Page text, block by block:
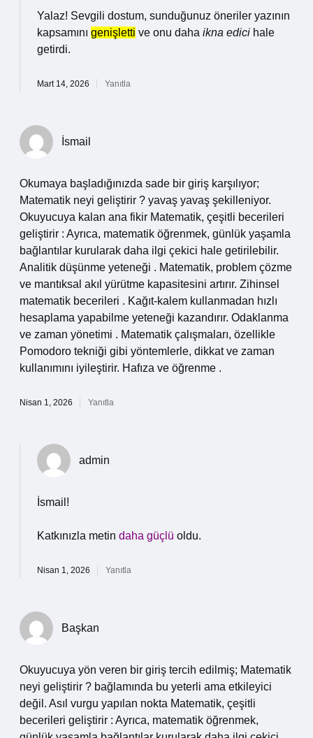
Yalaz! Sevgili dostum, sunduğunuz öneriler yazının
kapsamını genişletti ve onu daha ikna edici hale
getirdi.
Mart 14, 2026 Yanıtla
İsmail
Okumaya başladığınızda sade bir giriş karşılıyor;
Matematik neyi geliştirir ? yavaş yavaş şekilleniyor.
Okuyucuya kalan ana fikir Matematik, çeşitli becerileri
geliştirir : Ayrıca, matematik öğrenmek, günlük yaşamla
bağlantılar kurularak daha ilgi çekici hale getirilebilir.
Analitik düşünme yeteneği . Matematik, problem çözme
ve mantıksal akıl yürütme kapasitesini artırır. Zihinsel
matematik becerileri . Kağıt-kalem kullanmadan hızlı
hesaplama yapabilme yeteneği kazandırır. Odaklanma
ve zaman yönetimi . Matematik çalışmaları, özellikle
Pomodoro tekniği gibi yöntemlerle, dikkat ve zaman
kullanımını iyileştirir. Hafıza ve öğrenme .
Nisan 1, 2026 Yanıtla
admin
İsmail!
Katkınızla metin daha güçlü oldu.
Nisan 1, 2026 Yanıtla
Başkan
Okuyucuya yön veren bir giriş tercih edilmiş; Matematik
neyi geliştirir ? bağlamında bu yeterli ama etkileyici
değil. Asıl vurgu yapılan nokta Matematik, çeşitli
becerileri geliştirir : Ayrıca, matematik öğrenmek,